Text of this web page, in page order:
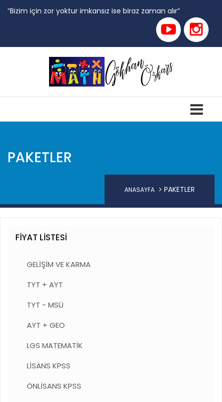
“Bizim için zor yoktur imkansız ise biraz zaman alır”
PAKETLER
ANASAYFA PAKETLER
FİYAT LİSTESİ
GELİŞİM VE KARMA
TYT + AYT
TYT - MSÜ
AYT + GEO
LGS MATEMATİK
LİSANS KPSS
ÖNLİSANS KPSS